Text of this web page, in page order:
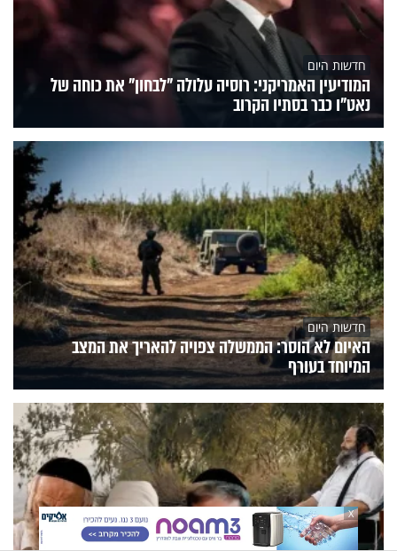
חדשות היום
המודיעין האמריקני: רוסיה עלולה "לבחון" את כוחה של
נאט"ו כבר בסתיו הקרוב
חדשות היום
האיום לא הוסר: הממשלה צפויה להאריך את המצב
המיוחד בעורף
X